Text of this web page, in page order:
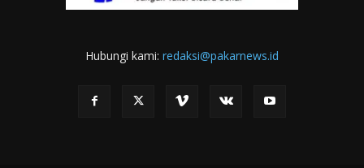
Hubungi kami: redaksi@pakarnews.id